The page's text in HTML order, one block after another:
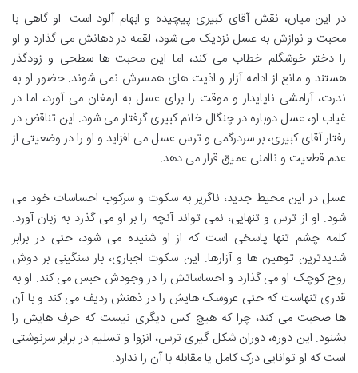
در این میان، نقش آقای کبیری پیچیده و ابهام آلود است. او گاهی با
محبت و نوازش به عسل نزدیک می شود، لقمه در دهانش می گذارد و او
را دختر خوشگلم خطاب می کند، اما این محبت ها سطحی و زودگذر
هستند و مانع از ادامه آزار و اذیت های همسرش نمی شوند. حضور او به
ندرت، آرامشی ناپایدار و موقت را برای عسل به ارمغان می آورد، اما در
غیاب او، عسل دوباره در چنگال خانم کبیری گرفتار می شود. این تناقض در
رفتار آقای کبیری، بر سردرگمی و ترس عسل می افزاید و او را در وضعیتی از
عدم قطعیت و ناامنی عمیق قرار می دهد.
عسل در این محیط جدید، ناگزیر به سکوت و سرکوب احساسات خود می
شود. او از ترس و تنهایی، نمی تواند آنچه را بر او می گذرد به زبان آورد.
کلمه چشم تنها پاسخی است که از او شنیده می شود، حتی در برابر
شدیدترین توهین ها و آزارها. این سکوت اجباری، بار سنگینی بر دوش
روح کوچک او می گذارد و احساساتش را در وجودش حبس می کند. او به
قدری تنهاست که حتی عروسک هایش را در ذهنش ردیف می کند و با آن
ها صحبت می کند، چرا که هیچ کس دیگری نیست که حرف هایش را
بشنود. این دوره، دوران شکل گیری ترس، انزوا و تسلیم در برابر سرنوشتی
است که او توانایی درک کامل یا مقابله با آن را ندارد.